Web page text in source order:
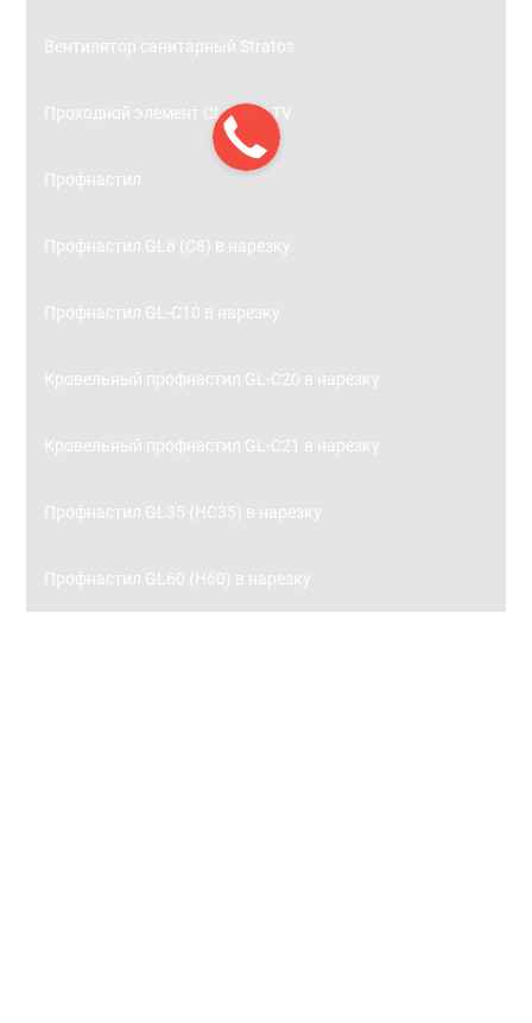
Вентилятор санитарный Stratos
Проходной элемент CLASSIC TV
Профнастил
Профнастил GL8 (С8) в нарезку
Профнастил GL-С10 в нарезку
Кровельный профнастил GL-С20 в нарезку
Кровельный профнастил GL-С21 в нарезку
Профнастил GL35 (НС35) в нарезку
Профнастил GL60 (Н60) в нарезку